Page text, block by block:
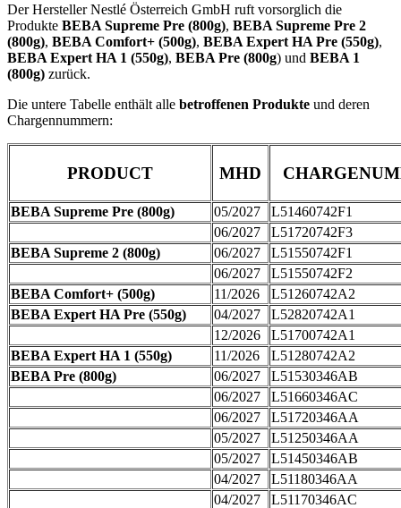
Der Hersteller Nestlé Österreich GmbH ruft vorsorglich die
Produkte BEBA Supreme Pre (800g), BEBA Supreme Pre 2
(800g), BEBA Comfort+ (500g), BEBA Expert HA Pre (550g),
BEBA Expert HA 1 (550g), BEBA Pre (800g) und BEBA 1
(800g) zurück.
Die untere Tabelle enthält alle betroffenen Produkte und deren
Chargennummern:
PRODUCT MHD
BEBA Supreme Pre (800g) 05/2027
L51460742F1
06/2027
L51720742F3
BEBA Supreme 2 (800g)
06/2027
L51550742F1
06/2027
L51550742F2
BEBA Comfort+ (500g)
11/2026
L51260742A2
BEBA Expert HA Pre (550g)
04/2027
L52820742A1
12/2026
L51700742A1
BEBA Expert HA 1 (550g)
11/2026
L51280742A2
BEBA Pre (800g)
06/2027
L51530346AB
06/2027
L51660346AC
06/2027
L51720346AA
05/2027
L51250346AA
05/2027
L51450346AB
04/2027
L51180346AA
04/2027
L51170346AC